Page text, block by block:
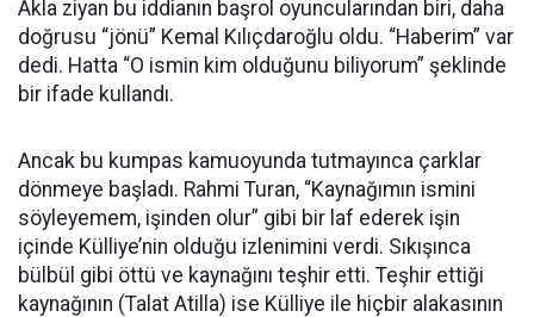
Akla ziyan bu iddianın başrol oyuncularından biri, daha
doğrusu “jönü” Kemal Kılıçdaroğlu oldu. “Haberim” var
dedi. Hatta “O ismin kim olduğunu biliyorum” şeklinde
bir ifade kullandı.
Ancak bu kumpas kamuoyunda tutmayınca çarklar
dönmeye başladı. Rahmi Turan, “Kaynağımın ismini
söyleyemem, işinden olur” gibi bir laf ederek işin
içinde Külliye’nin olduğu izlenimini verdi. Sıkışınca
bülbül gibi öttü ve kaynağını teşhir etti. Teşhir ettiği
kaynağının (Talat Atilla) ise Külliye ile hiçbir alakasının